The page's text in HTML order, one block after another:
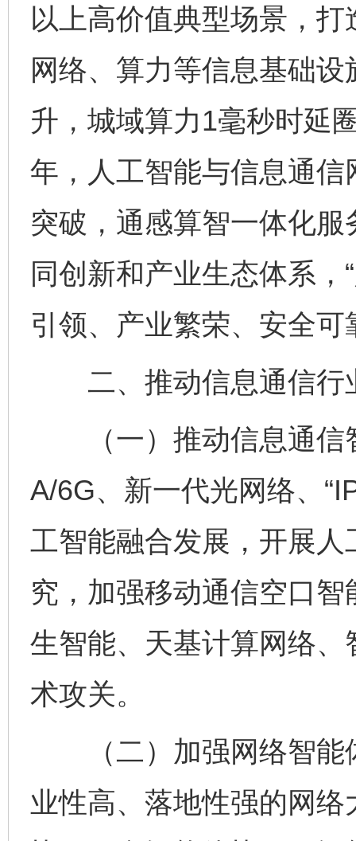
以上高价值典型场景，
网络、算力等信息基础
升，城域算力1毫秒时延
年，人工智能与信息通
突破，通感算智一体化
同创新和产业生态体系，
引领、产业繁荣、安全
二、推动信息通信行
（一）推动信息通信
A/6G、新一代光网络、
工智能融合发展，开展
究，加强移动通信空口
生智能、天基计算网络
术攻关。
（二）加强网络智能
业性高、落地性强的网